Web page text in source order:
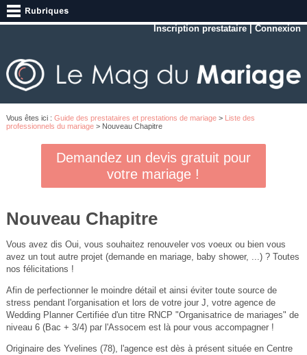
Inscription prestataire |Connexion
Vous êtes ici : Guide des prestataires et prestations de mariage> Liste des
professionnels du mariage> Nouveau Chapitre
Demandez un devis gratuit pour
votre mariage !
Nouveau Chapitre
Vous avez dis Oui, vous souhaitez renouveler vos voeux ou bien vous
avez un tout autre projet (demande en mariage, baby shower, ...) ? Toutes
nos félicitations !
Afin de perfectionner le moindre détail et ainsi éviter toute source de
stress pendant l'organisation et lors de votre jour J, votre agence de
Wedding Planner Certifiée d'un titre RNCP "Organisatrice de mariages" de
niveau 6 (Bac + 3/4) par l'Assocem est là pour vous accompagner !
Originaire des Yvelines (78), l'agence est dès à présent située en Centre